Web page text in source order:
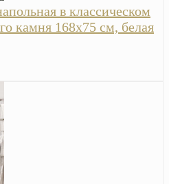
в классическом
камня 168х75 см, белая